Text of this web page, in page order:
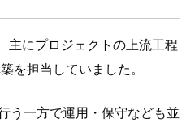
主にプロジェクトの上流工程
を担当していました。
う一方で運用・保守なども並